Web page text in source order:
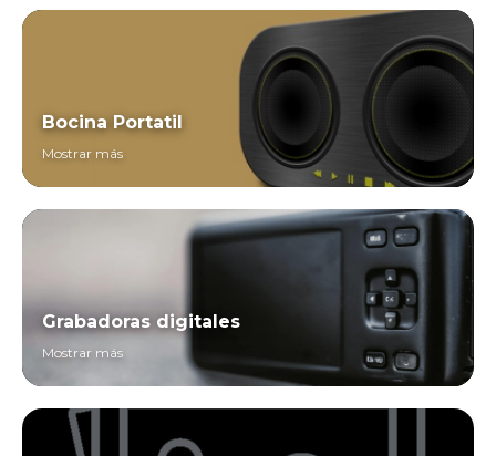
Bocina Portatil
Mostrar más
Grabadoras digitales
Mostrar más